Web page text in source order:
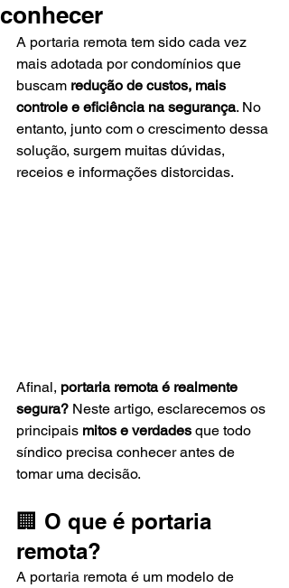
conhecer
A portaria remota tem sido cada vez
mais adotada por condomínios que
buscam redução de custos, mais
controle e eficiência na segurança. No
entanto, junto com o crescimento dessa
solução, surgem muitas dúvidas,
receios e informações distorcidas.
Afinal, portaria remota é realmente
segura? Neste artigo, esclarecemos os
principais mitos e verdades que todo
síndico precisa conhecer antes de
tomar uma decisão.
🏢 O que é portaria
remota?
A portaria remota é um modelo de